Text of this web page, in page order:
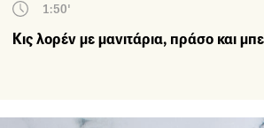
1:50'
Κις λορέν με μανιτάρια, πράσο και